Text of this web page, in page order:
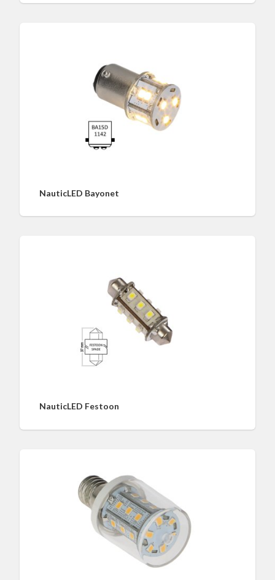
NauticLED Bayonet
NauticLED Festoon